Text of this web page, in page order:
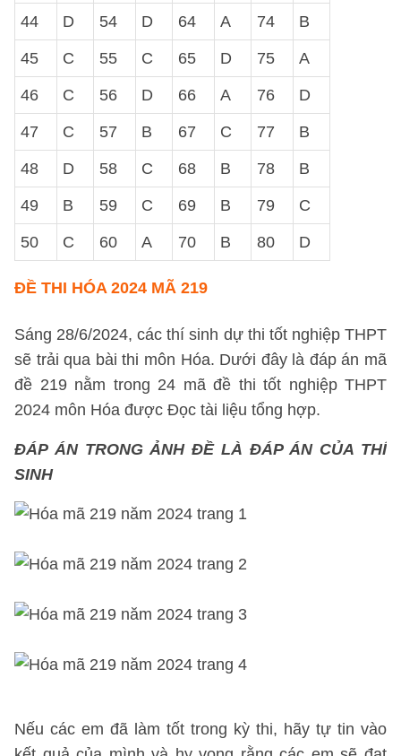
44 D 54 D 64 A 74 B
45 C 55 C 65 D 75 A
46 C 56 D 66 A 76 D
47 C 57 B 67 C 77 B
48 D 58 C 68 B 78 B
49 B 59 C 69 B 79 C
50 C 60 A 70 B 80 D
ĐỀ THI HÓA 2024 MÃ 219
Sáng 28/6/2024, các thí sinh dự thi tốt nghiệp THPT
sẽ trải qua bài thi môn Hóa. Dưới đây là đáp án mã
đề 219 nằm trong 24 mã đề thi tốt nghiệp THPT
2024 môn Hóa được Đọc tài liệu tổng hợp.
ĐÁP ÁN TRONG ẢNH ĐỀ LÀ ĐÁP ÁN CỦA THÍ
SINH
Nếu các em đã làm tốt trong kỳ thi, hãy tự tin vào